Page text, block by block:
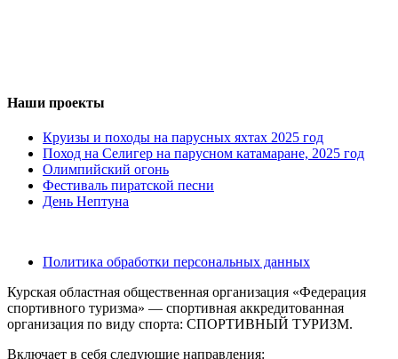
Наши проекты
Круизы и походы на парусных яхтах 2025 год
Поход на Селигер на парусном катамаране, 2025 год
Олимпийский огонь
Фестиваль пиратской песни
День Нептуна
Политика обработки персональных данных
Курская областная общественная организация «Федерация
спортивного туризма» — спортивная аккредитованная
организация по виду спорта: СПОРТИВНЫЙ ТУРИЗМ.
Включает в себя следующие направления: